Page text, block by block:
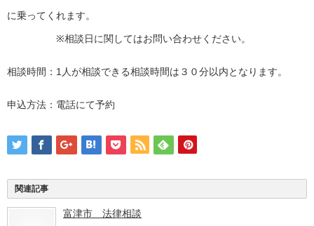
に乗ってくれます。
※相談日に関してはお問い合わせください。
相談時間：1人が相談できる相談時間は３０分以内となります。
申込方法：電話にて予約
関連記事
富津市 法律相談